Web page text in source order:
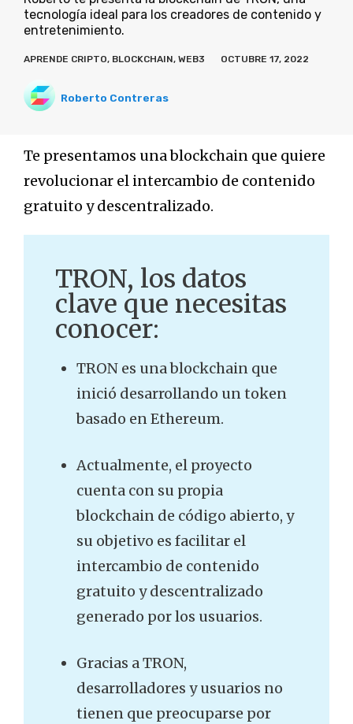
tecnología ideal para los creadores de contenido y
entretenimiento.
APRENDE CRIPTO, BLOCKCHAIN, WEB3 OCTUBRE 17, 2022
Roberto Contreras
Te presentamos una blockchain que quiere
revolucionar el intercambio de contenido
gratuito y descentralizado.
TRON, los datos
clave que necesitas
conocer:
TRON es una blockchain que
inició desarrollando un token
basado en Ethereum.
Actualmente, el proyecto
cuenta con su propia
blockchain de código abierto, y
su objetivo es facilitar el
intercambio de contenido
gratuito y descentralizado
generado por los usuarios.
Gracias a TRON,
desarrolladores y usuarios no
tienen que preocuparse por